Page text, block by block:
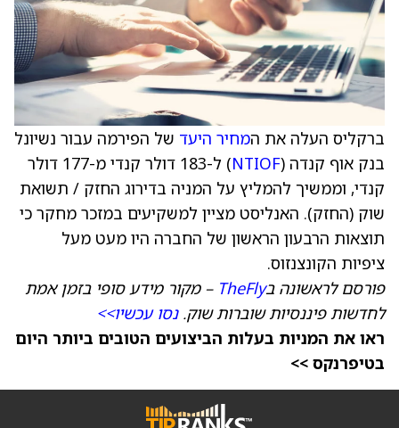
ברקליס העלה את המחיר היעד של הפירמה עבור נשיונל
בנק אוף קנדה (NTIOF
) ל-183 דולר קנדי מ-177 דולר
קנדי, וממשיך להמליץ על המניה בדירוג החזק / תשואת
שוק (החזק). האנליסט מציין למשקיעים במזכר מחקר כי
תוצאות הרבעון הראשון של החברה היו מעט מעל
ציפיות הקונצנזוס.
פורסם לראשונה בTheFly – מקור מידע סופי בזמן אמת
לחדשות פיננסיות שוברות שוק.נסו עכשיו>>
ראו את המניות בעלות הביצועים הטובים ביותר היום
בטיפרנקס >>